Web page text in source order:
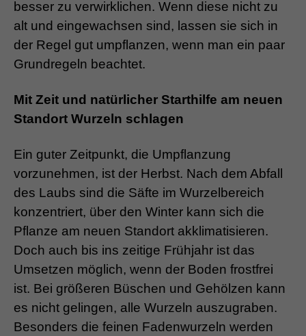
besser zu verwirklichen. Wenn diese nicht zu
alt und eingewachsen sind, lassen sie sich in
der Regel gut umpflanzen, wenn man ein paar
Grundregeln beachtet.
Mit Zeit und natürlicher Starthilfe am neuen
Standort Wurzeln schlagen
Ein guter Zeitpunkt, die Umpflanzung
vorzunehmen, ist der Herbst. Nach dem Abfall
des Laubs sind die Säfte im Wurzelbereich
konzentriert, über den Winter kann sich die
Pflanze am neuen Standort akklimatisieren.
Doch auch bis ins zeitige Frühjahr ist das
Umsetzen möglich, wenn der Boden frostfrei
ist. Bei größeren Büschen und Gehölzen kann
es nicht gelingen, alle Wurzeln auszugraben.
Besonders die feinen Fadenwurzeln werden